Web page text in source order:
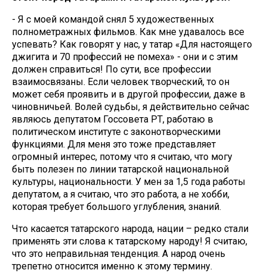
- Я с моей командой снял 5 художественных
полнометражных фильмов. Как мне удавалось все
успевать? Как говорят у нас, у татар «Для настоящего
джигита и 70 профессий не помеха» - они и с этим
должен справиться! По сути, все профессии
взаимосвязаны. Если человек творческий, то он
может себя проявить и в другой профессии, даже в
чиновничьей. Волей судьбы, я действительно сейчас
являюсь депутатом Госсовета РТ, работаю в
политическом институте с законотворческими
функциями. Для меня это тоже представляет
огромный интерес, потому что я считаю, что могу
быть полезен по линии татарской национальной
культуры, национальности. У мен за 1,5 года работы
депутатом, а я считаю, что это работа, а не хобби,
которая требует большого углубления, знаний.
Что касается татарского народа, нации – редко стали
применять эти слова к татарскому народу! Я считаю,
что это неправильная тенденция. А народ очень
трепетно относится именно к этому термину.